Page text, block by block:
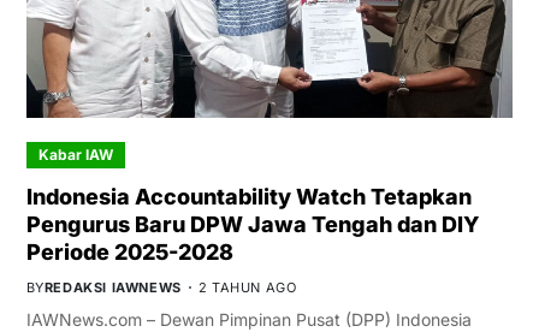
Kabar IAW
Indonesia Accountability Watch Tetapkan
Pengurus Baru DPW Jawa Tengah dan DIY
Periode 2025-2028
BYREDAKSI IAWNEWS 2 TAHUN AGO
IAWNews.com – Dewan Pimpinan Pusat (DPP) Indonesia